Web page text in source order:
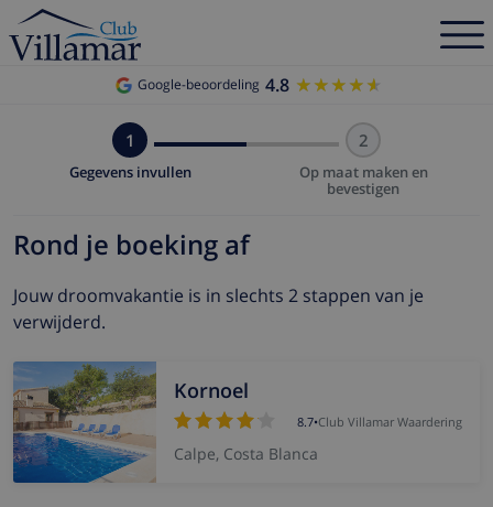
Google-beoordeling 4.8 ★★★★★
★★★★★
1
Gegevens invullen
2
Op maat maken en
bevestigen
Rond je boeking af
Jouw droomvakantie is in slechts 2 stappen van je
verwijderd.
Kornoel
8.7•Club Villamar Waardering
Calpe, Costa Blanca